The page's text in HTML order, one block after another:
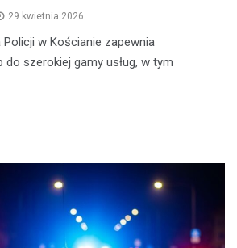
29 kwietnia 2026
w Kościanie zapewnia
szerokiej gamy usług, w tym